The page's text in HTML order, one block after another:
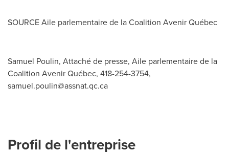
SOURCE Aile parlementaire de la Coalition Avenir Québec
Samuel Poulin, Attaché de presse, Aile parlementaire de la
Coalition Avenir Québec, 418-254-3754,
samuel.poulin@assnat.qc.ca
Profil de l'entreprise